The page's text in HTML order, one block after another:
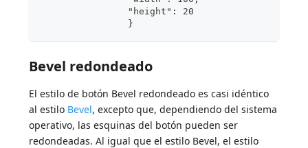
                }
Bevel redondeado
El estilo de botón Bevel redondeado es casi idéntico
al estilo Bevel, excepto que, dependiendo del sistema
operativo, las esquinas del botón pueden ser
redondeadas. Al igual que el estilo Bevel, el estilo